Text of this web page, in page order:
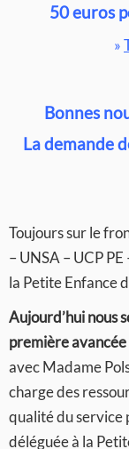
50 euros
»
Bonnes
La demande
Toujours sur le
– UNSA – UCP
la Petite Enfance
Aujourd’hui nous
première avancée
avec Madame
charge des
qualité du service
déléguée à la